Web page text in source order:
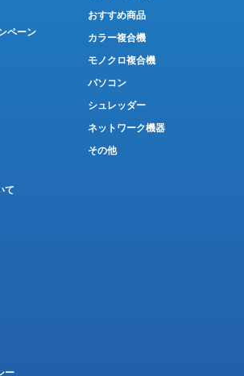
ペーン
て
おすすめ商品
カラー複合機
モノクロ複合機
パソコン
シュレッダー
ネットワーク機器
その他
ー